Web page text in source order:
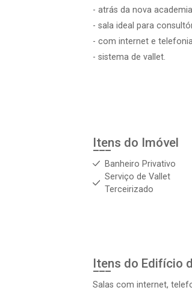
- atrás da nova
- sala ideal para
- com internet e
- sistema de vallet.
Itens do Imóvel
Banheiro Privativo
Serviço de Vallet
Terceirizado
Itens do Edifício
Salas com internet,